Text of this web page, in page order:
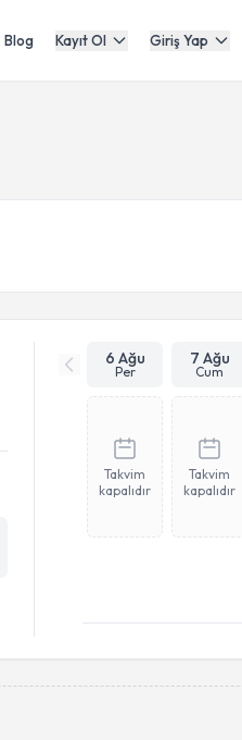
Blog Kayıt Ol Giriş Yap
6 Ağu
Per
7 Ağu
Cum
Takvim
kapalıdır
Takvim
kapalıdır